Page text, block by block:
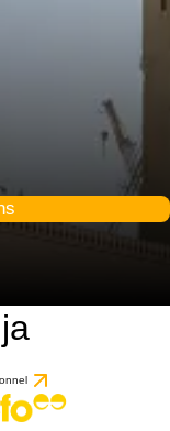
9.8 / 10
basé sur 1 avis